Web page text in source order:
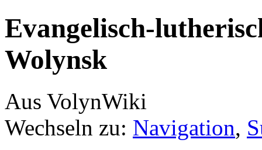
Evangelisch-
Wolynsk
Aus VolynWiki
Wechseln zu: Navigation,